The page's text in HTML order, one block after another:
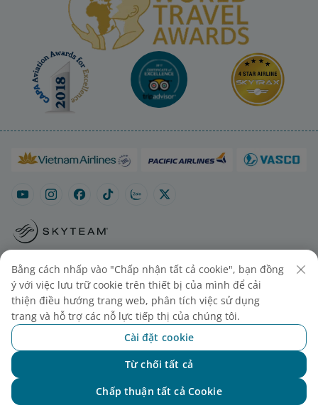
Sơ đồ trang Liên hệ mua vé Cài đặt cookies
Tổng công ty Hàng không Việt Nam - CTCP. Số 200
Bằng cách nhấp vào "Chấp nhận tất cả cookie", bạn đồng
ý với việc lưu trữ cookie trên thiết bị của mình để cải
thiện điều hướng trang web, phân tích việc sử dụng
trang và hỗ trợ các nỗ lực tiếp thị của chúng tôi.
Cài đặt cookie
Từ chối tất cả
Chấp thuận tất cả Cookie